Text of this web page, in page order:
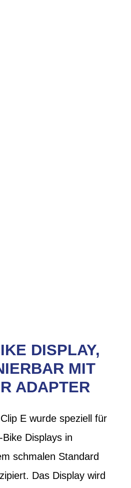
DISPLAY,
MIT
ADAPTER
E wurde speziell für
Displays in
schmalen Standard
Das Display wird